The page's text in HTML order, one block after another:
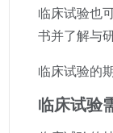
临床试验也
书并了解与
临床试验的
临床试验